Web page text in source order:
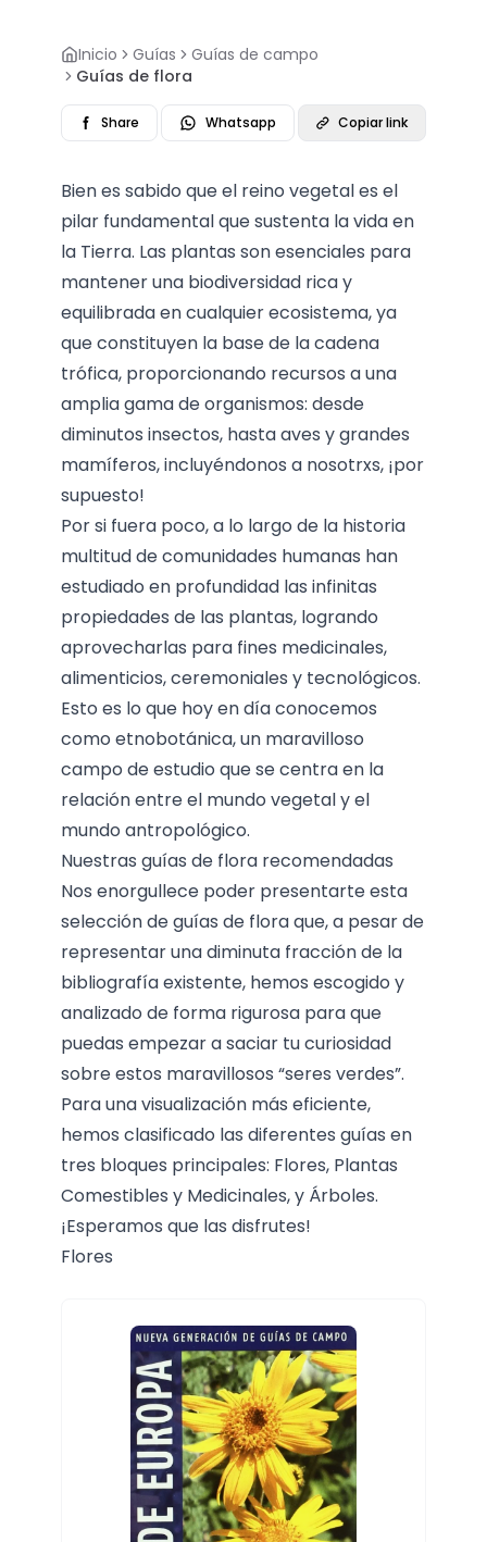
Inicio Guías
Guías de campo
Guías de flora
Share Whatsapp Copiar link
Bien es sabido que el reino vegetal es el
pilar fundamental que sustenta la vida en
la Tierra. Las plantas son esenciales para
mantener una biodiversidad rica y
equilibrada en cualquier ecosistema, ya
que constituyen la base de la cadena
trófica, proporcionando recursos a una
amplia gama de organismos: desde
diminutos insectos, hasta aves y grandes
mamíferos, incluyéndonos a nosotrxs, ¡por
supuesto!
Por si fuera poco, a lo largo de la historia
multitud de comunidades humanas han
estudiado en profundidad las infinitas
propiedades de las plantas, logrando
aprovecharlas para fines medicinales,
alimenticios, ceremoniales y tecnológicos.
Esto es lo que hoy en día conocemos
como etnobotánica, un maravilloso
campo de estudio que se centra en la
relación entre el mundo vegetal y el
mundo antropológico.
Nuestras guías de flora recomendadas
Nos enorgullece poder presentarte esta
selección de guías de flora que, a pesar de
representar una diminuta fracción de la
bibliografía existente, hemos escogido y
analizado de forma rigurosa para que
puedas empezar a saciar tu curiosidad
sobre estos maravillosos “seres verdes”.
Para una visualización más eficiente,
hemos clasificado las diferentes guías en
tres bloques principales: Flores, Plantas
Comestibles y Medicinales, y Árboles.
¡Esperamos que las disfrutes!
Flores